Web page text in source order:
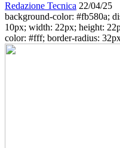
Redazione Tecnica 22/04/25
background-color: #fb580a;
10px; width: 22px; height:
color: #fff; border-radius: